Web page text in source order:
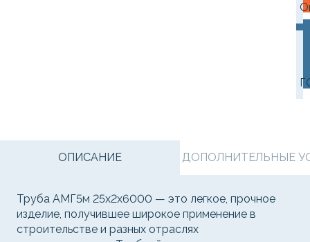
ОПИСАНИЕ ДОПОЛНИТЕЛЬНЫЕ
Труба АМГ5м 25х2х6000 — это легкое, прочное
изделие, получившее широкое применение в
строительстве и разных отраслях